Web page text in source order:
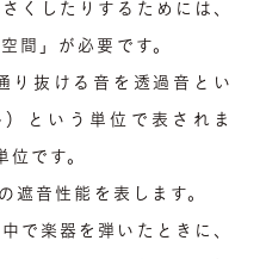
くしたりするためには、
間」が必要です。
り抜ける音を透過音とい
という単位で表されま
です。
遮音性能を表します。
で楽器を弾いたときに、